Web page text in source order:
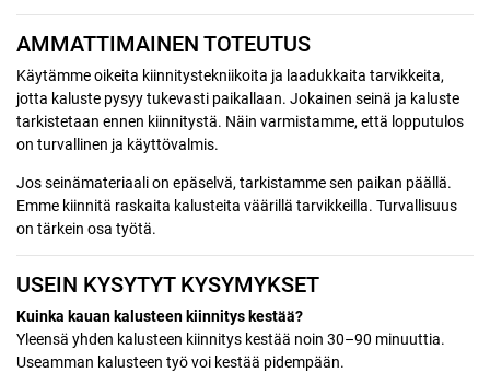
AMMATTIMAINEN TOTEUTUS
Käytämme oikeita kiinnitystekniikoita ja laadukkaita tarvikkeita,
jotta kaluste pysyy tukevasti paikallaan. Jokainen seinä ja kaluste
tarkistetaan ennen kiinnitystä. Näin varmistamme, että lopputulos
on turvallinen ja käyttövalmis.
Jos seinämateriaali on epäselvä, tarkistamme sen paikan päällä.
Emme kiinnitä raskaita kalusteita väärillä tarvikkeilla. Turvallisuus
on tärkein osa työtä.
USEIN KYSYTYT KYSYMYKSET
Kuinka kauan kalusteen kiinnitys kestää?
Yleensä yhden kalusteen kiinnitys kestää noin 30–90 minuuttia.
Useamman kalusteen työ voi kestää pidempään.